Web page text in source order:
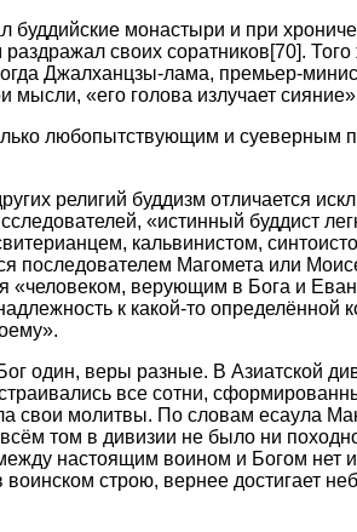
буддийские монастыри и при
своих соратников[70].
Джалханцзы-лама, премьер-
мысли, «его голова излучает
любопытствующим и суеверным
религий буддизм отличается
«истинный буддист
кальвинистом,
последователем Магомета или
«человеком, верующим в Бога и
к какой-то определённой
один, веры разные. В Азиатской
все сотни,
свои молитвы. По словам есаула
том в дивизии не было ни
настоящим воином и Богом нет
строю, вернее достигает